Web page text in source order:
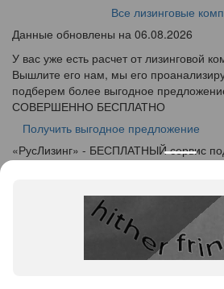
Все лизинговые
Данные обновлены на 06.08.2026
У вас уже есть расчет от лизинговой
Вышлите его нам, мы его
подберем более выгодное
СОВЕРШЕННО БЕСПЛАТНО
Получить выгодное предложение
«РусЛизинг» - БЕСПЛАТНЫЙ сервис
+7 (495) 103-49-76
143405, Московская область, г.